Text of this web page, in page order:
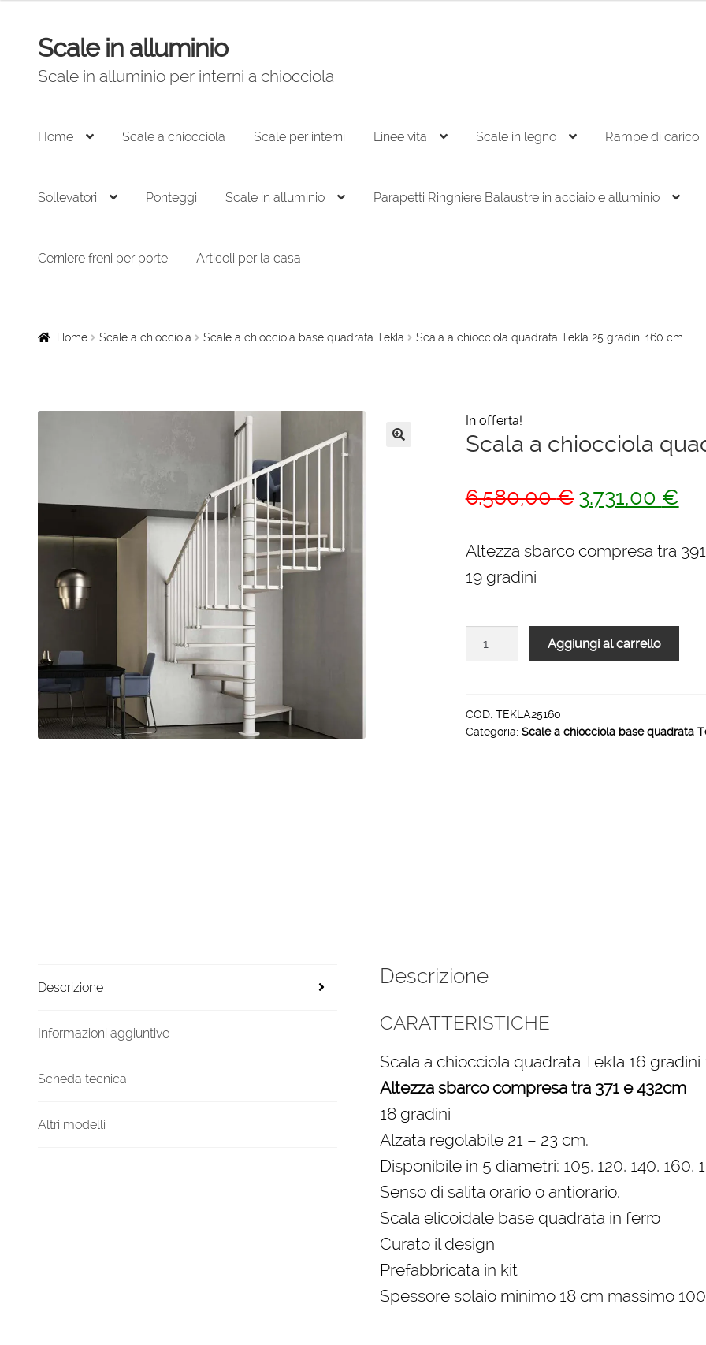
Vai
alla
navigazione
Vai
al
contenuto
Scale in alluminio
Scale in alluminio per interni a chiocciola
Home Scale a chiocciola Scale per interni Linee vita Scale in legno Rampe di carico
Sollevatori Ponteggi Scale in alluminio Parapetti Ringhiere Balaustre in acciaio e alluminio
Cerniere freni per porte Articoli per la casa
Home Scale a chiocciola Scale a chiocciola base quadrata Tekla Scala a chiocciola quadrata Tekla 25 gradini 160 cm
In offerta!
Scala a chiocciola
6.580,00€ Il
originale
3.731,00 €
Altezza sbarco compresa tra
19 gradini
Tekla
25
Aggiungi al carrello
COD: TEKLA25160
Categoria: Scale a chiocciola base quadrata
Descrizione
Informazioni aggiuntive
Scheda tecnica
Altri modelli
Descrizione
CARATTERISTICHE
Scala a chiocciola quadrata Tekla 16 gradini
Altezza sbarco compresa tra 371 e 432cm
18 gradini
Alzata regolabile 21 – 23 cm.
Disponibile in 5 diametri: 105, 120, 140, 160,
Senso di salita orario o antiorario.
Scala elicoidale base quadrata in ferro
Curato il design
Prefabbricata in kit
Spessore solaio minimo 18 cm massimo
6.580,00 €.